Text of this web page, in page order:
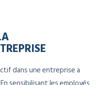
dans une entreprise a